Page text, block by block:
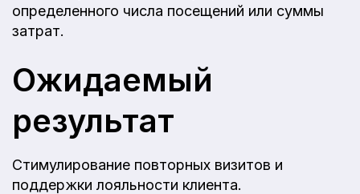
определенного числа посещений или суммы
затрат.
Ожидаемый
результат
Стимулирование повторных визитов и
поддержки лояльности клиента.